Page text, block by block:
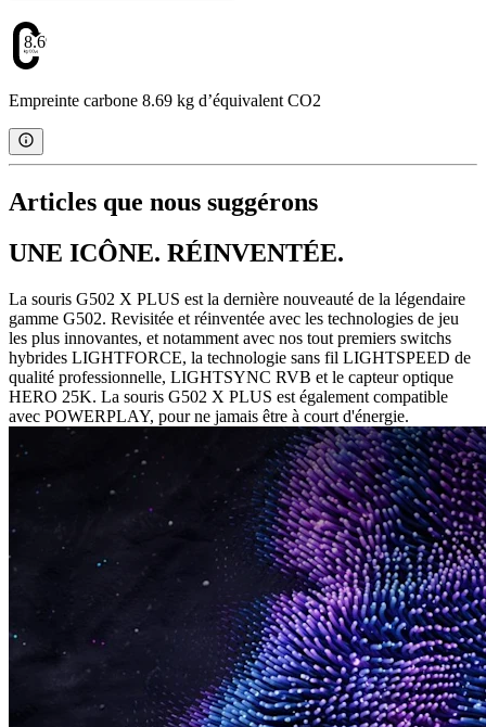
8.69
Empreinte carbone 8.69 kg d’équivalent CO2
Articles que nous suggérons
UNE ICÔNE. RÉINVENTÉE.
La souris G502 X PLUS est la dernière nouveauté de la légendaire
gamme G502. Revisitée et réinventée avec les technologies de jeu
les plus innovantes, et notamment avec nos tout premiers switchs
hybrides LIGHTFORCE, la technologie sans fil LIGHTSPEED de
qualité professionnelle, LIGHTSYNC RVB et le capteur optique
HERO 25K. La souris G502 X PLUS est également compatible
avec POWERPLAY, pour ne jamais être à court d'énergie.